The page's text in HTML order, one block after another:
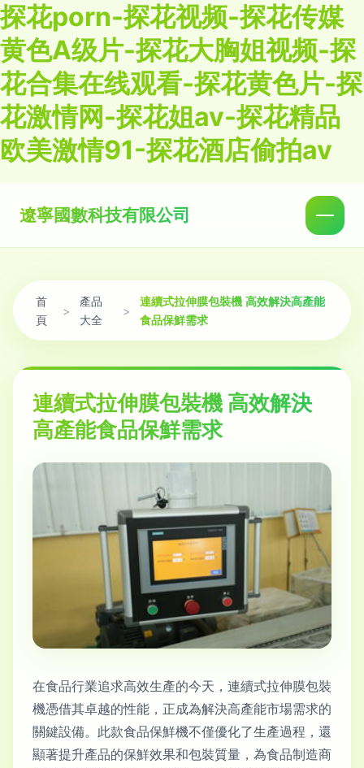
探花porn-探花视频-探花传媒
黄色A级片-探花大胸姐视频-探
花合集在线观看-探花黄色片-探
花激情网-探花姐av-探花精品
欧美激情91-探花酒店偷拍av
遼寧國數科技有限公司
首
頁
>
產品
大全
>
連續式拉伸膜包裝機 高效解決高產能
食品保鮮需求
連續式拉伸膜包裝機 高效解決
高產能食品保鮮需求
在食品行業追求高效生產的今天，連續式拉伸膜包裝
機憑借其卓越的性能，正成為解決高產能市場需求的
關鍵設備。此款食品保鮮機不僅優化了生產過程，還
顯著提升產品的保鮮效果和包裝質量，為食品制造商